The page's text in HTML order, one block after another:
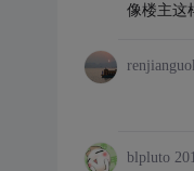
像楼主这
blpluto